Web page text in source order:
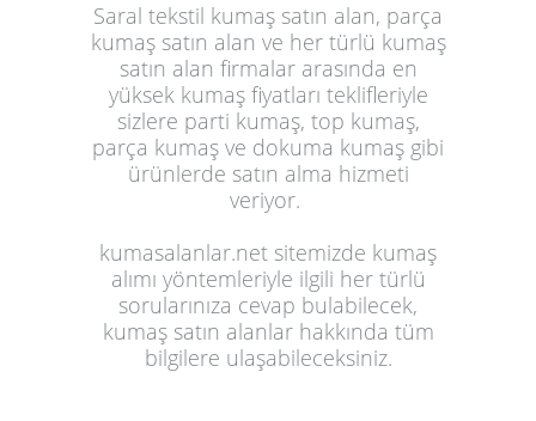
Saral tekstil kumaş satın alan, parça
kumaş satın alan ve her türlü kumaş
satın alan firmalar arasında en
yüksek kumaş fiyatları teklifleriyle
sizlere parti kumaş, top kumaş,
parça kumaş ve dokuma kumaş gibi
ürünlerde satın alma hizmeti
veriyor.
kumasalanlar.net sitemizde kumaş
alımı yöntemleriyle ilgili her türlü
sorularınıza cevap bulabilecek,
kumaş satın alanlar hakkında tüm
bilgilere ulaşabileceksiniz.